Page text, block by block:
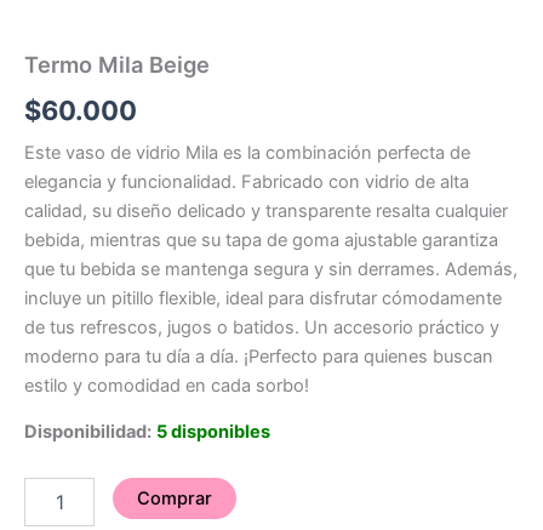
Termo Mila Beige
$60.000
Este vaso de vidrio Mila es la combinación perfecta de
elegancia y funcionalidad. Fabricado con vidrio de alta
calidad, su diseño delicado y transparente resalta cualquier
bebida, mientras que su tapa de goma ajustable garantiza
que tu bebida se mantenga segura y sin derrames. Además,
incluye un pitillo flexible, ideal para disfrutar cómodamente
de tus refrescos, jugos o batidos. Un accesorio práctico y
moderno para tu día a día. ¡Perfecto para quienes buscan
estilo y comodidad en cada sorbo!
Disponibilidad: 5 disponibles
Comprar